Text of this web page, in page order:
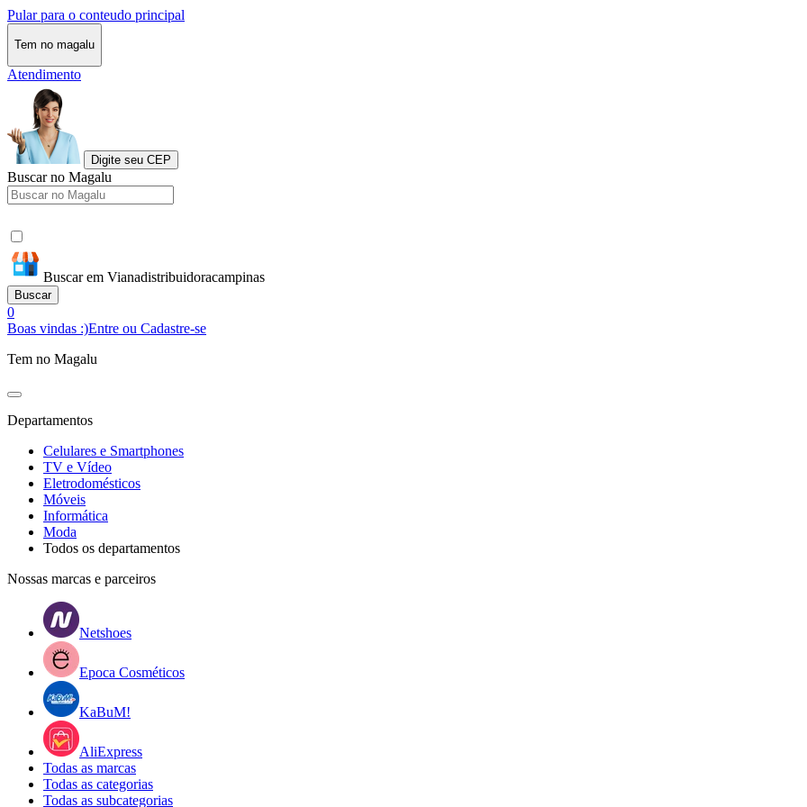
Pular para o conteudo principal
Tem no magalu
Atendimento
Digite seu CEP
Buscar no Magalu
Buscar em Vianadistribuidoracampinas
Buscar
0
Boas vindas :)Entre ou Cadastre-se
Tem no Magalu
Departamentos
Celulares e Smartphones
TV e Vídeo
Eletrodomésticos
Móveis
Informática
Moda
Todos os departamentos
Nossas marcas e parceiros
Netshoes
Epoca Cosméticos
KaBuM!
AliExpress
Todas as marcas
Todas as categorias
Todas as subcategorias